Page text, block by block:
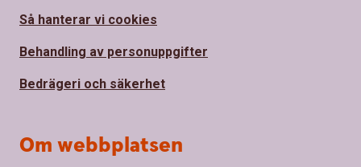
Så hanterar vi cookies
Behandling av personuppgifter
Bedrägeri och säkerhet
Om webbplatsen